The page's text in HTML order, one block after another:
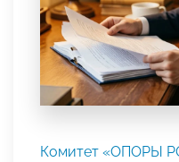
Комитет «ОПОРЫ